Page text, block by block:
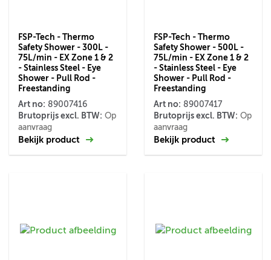
FSP-Tech - Thermo
Safety Shower - 300L -
75L/min - EX Zone 1 & 2
- Stainless Steel - Eye
Shower - Pull Rod -
Freestanding
Art no: 89007416
Brutoprijs excl. BTW: Op
aanvraag
Bekijk product
FSP-Tech - Thermo
Safety Shower - 500L -
75L/min - EX Zone 1 & 2
- Stainless Steel - Eye
Shower - Pull Rod -
Freestanding
Art no: 89007417
Brutoprijs excl. BTW: Op
aanvraag
Bekijk product